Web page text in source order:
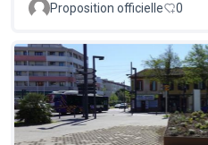
Proposition officielle 0